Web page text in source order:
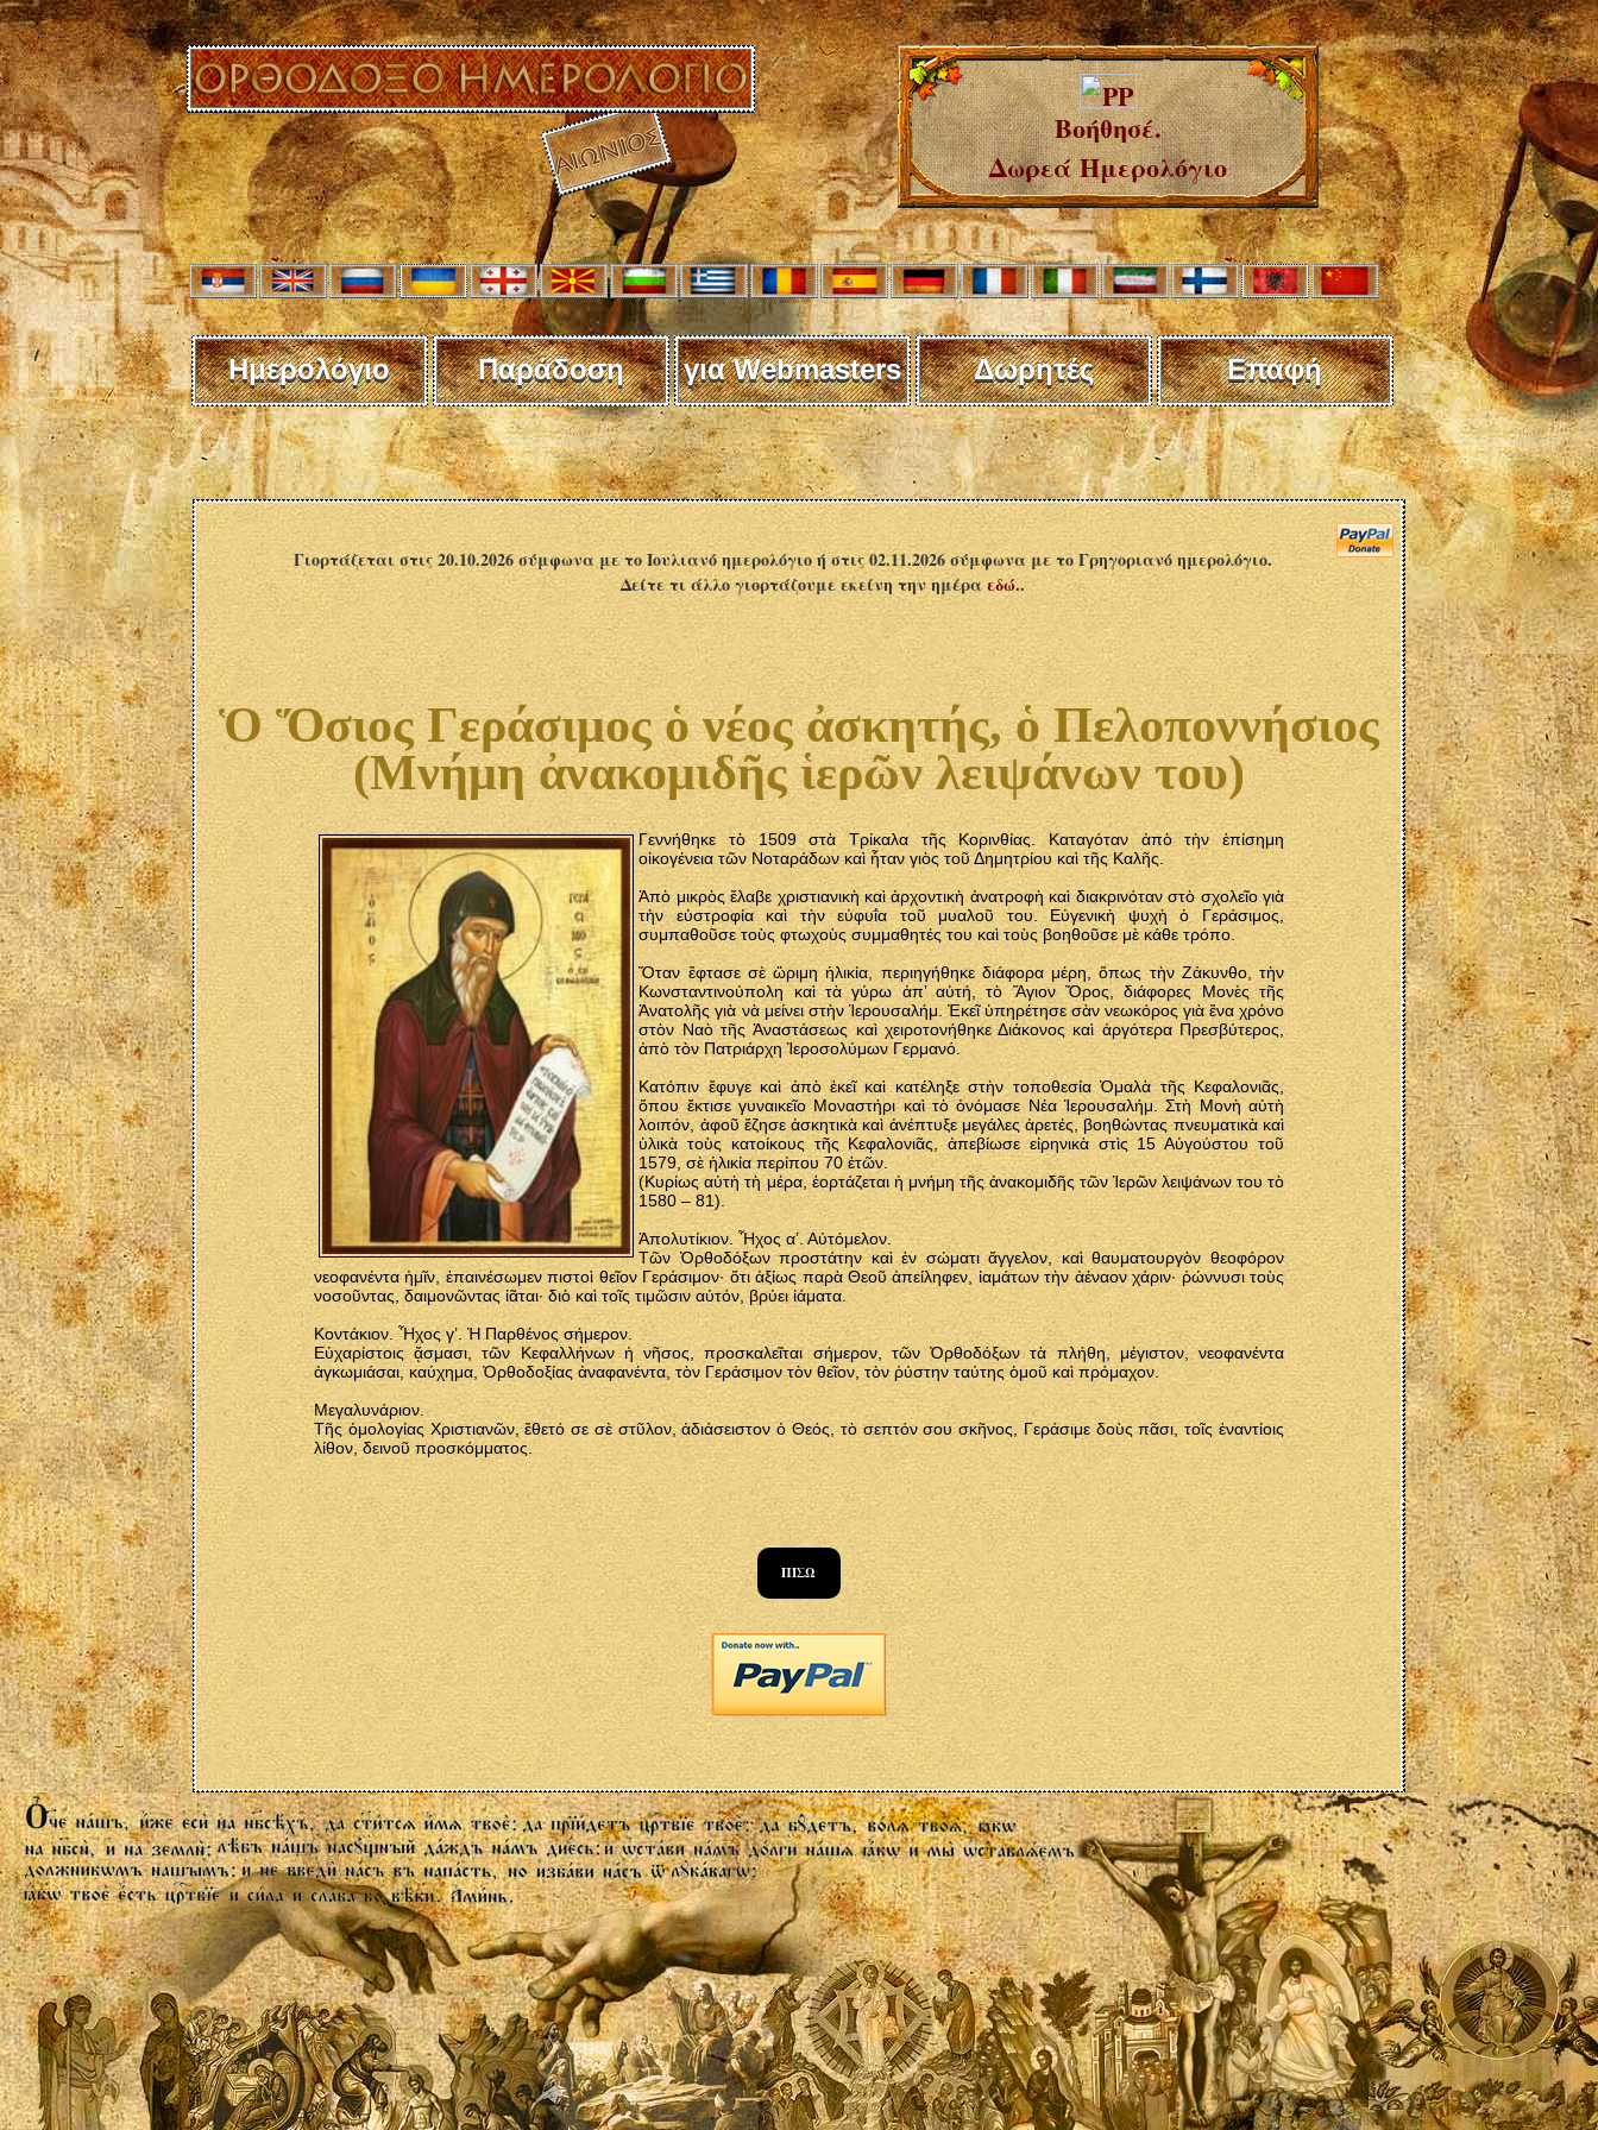
Βοήθησέ.
Δωρεά Ημερολόγιο
Ημερολόγιο Παράδοση για Webmasters Δωρητές Επαφή
Γιορτάζεται στις 20.10.2026 σύμφωνα με το Ιουλιανό ημερολόγιο ή στις 02.11.2026 σύμφωνα με το Γρηγοριανό ημερολόγιο.
Δείτε τι άλλο γιορτάζουμε εκείνη την ημέραεδώ..
Ὁ Ὅσιος Γεράσιμος ὁ νέος ἀσκητής, ὁ Πελοποννήσιος
(Μνήμη ἀνακομιδῆς ἱερῶν λειψάνων του)
Γεννήθηκε τὸ 1509 στὰ Τρίκαλα τῆς Κορινθίας. Καταγόταν ἀπὸ τὴν ἐπίσημη
οἰκογένεια τῶν Νοταράδων καὶ ἦταν γιὸς τοῦ Δημητρίου καὶ τῆς Καλῆς.
Ἀπὸ μικρὸς ἔλαβε χριστιανικὴ καὶ ἀρχοντικὴ ἀνατροφὴ καὶ διακρινόταν στὸ σχολεῖο γιὰ
τὴν εὐστροφία καὶ τὴν εὐφυΐα τοῦ μυαλοῦ του. Εὐγενικὴ ψυχὴ ὁ Γεράσιμος,
συμπαθοῦσε τοὺς φτωχοὺς συμμαθητές του καὶ τοὺς βοηθοῦσε μὲ κάθε τρόπο.
Ὅταν ἔφτασε σὲ ὥριμη ἡλικία, περιηγήθηκε διάφορα μέρη, ὅπως τὴν Ζάκυνθο, τὴν
Κωνσταντινούπολη καὶ τὰ γύρω ἀπ’ αὐτή, τὸ Ἅγιον Ὄρος, διάφορες Μονὲς τῆς
Ἀνατολῆς γιὰ νὰ μείνει στὴν Ἱερουσαλήμ. Ἐκεῖ ὑπηρέτησε σὰν νεωκόρος γιὰ ἕνα χρόνο
στὸν Ναὸ τῆς Ἀναστάσεως καὶ χειροτονήθηκε Διάκονος καὶ ἀργότερα Πρεσβύτερος,
ἀπὸ τὸν Πατριάρχη Ἱεροσολύμων Γερμανό.
Κατόπιν ἔφυγε καὶ ἀπὸ ἐκεῖ καὶ κατέληξε στὴν τοποθεσία Ὁμαλὰ τῆς Κεφαλονιᾶς,
ὅπου ἔκτισε γυναικεῖο Μοναστήρι καὶ τὸ ὀνόμασε Νέα Ἱερουσαλήμ. Στὴ Μονὴ αὐτὴ
λοιπόν, ἀφοῦ ἔζησε ἀσκητικὰ καὶ ἀνέπτυξε μεγάλες ἀρετές, βοηθώντας πνευματικὰ καὶ
ὑλικὰ τοὺς κατοίκους τῆς Κεφαλονιᾶς, ἀπεβίωσε εἰρηνικὰ στὶς 15 Αὐγούστου τοῦ
1579, σὲ ἡλικία περίπου 70 ἐτῶν.
(Κυρίως αὐτὴ τὴ μέρα, ἑορτάζεται ἡ μνήμη τῆς ἀνακομιδῆς τῶν Ἱερῶν λειψάνων του τὸ
1580 – 81).
Ἀπολυτίκιον. Ἦχος α’. Αὐτόμελον.
Τῶν Ὀρθοδόξων προστάτην καὶ ἐν σώματι ἄγγελον, καὶ θαυματουργὸν θεοφόρον
νεοφανέντα ἡμῖν, ἐπαινέσωμεν πιστοὶ θεῖον Γεράσιμον· ὅτι ἀξίως παρὰ Θεοῦ ἀπείληφεν, ἰαμάτων τὴν ἀέναον χάριν· ῥώννυσι τοὺς
νοσοῦντας, δαιμονῶντας ἰᾶται· διὸ καὶ τοῖς τιμῶσιν αὐτόν, βρύει ἰάματα.
Κοντάκιον. Ἦχος γ’. Ἡ Παρθένος σήμερον.
Εὐχαρίστοις ᾄσμασι, τῶν Κεφαλλήνων ἡ νῆσος, προσκαλεῖται σήμερον, τῶν Ὀρθοδόξων τὰ πλήθη, μέγιστον, νεοφανέντα
ἀγκωμιάσαι, καύχημα, Ὀρθοδοξίας ἀναφανέντα, τὸν Γεράσιμον τὸν θεῖον, τὸν ῥύστην ταύτης ὁμοῦ καὶ πρόμαχον.
Μεγαλυνάριον.
Τῆς ὁμολογίας Χριστιανῶν, ἔθετό σε σὲ στῦλον, ἀδιάσειστον ὀ Θεός, τὸ σεπτόν σου σκῆνος, Γεράσιμε δοὺς πᾶσι, τοῖς ἐναντίοις
λίθον, δεινοῦ προσκόμματος.
ΠΊΣΩ